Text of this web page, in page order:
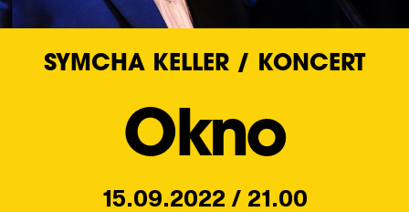
SYMCHA KELLER / KONCERT
Okno
15.09.2022 / 21.00